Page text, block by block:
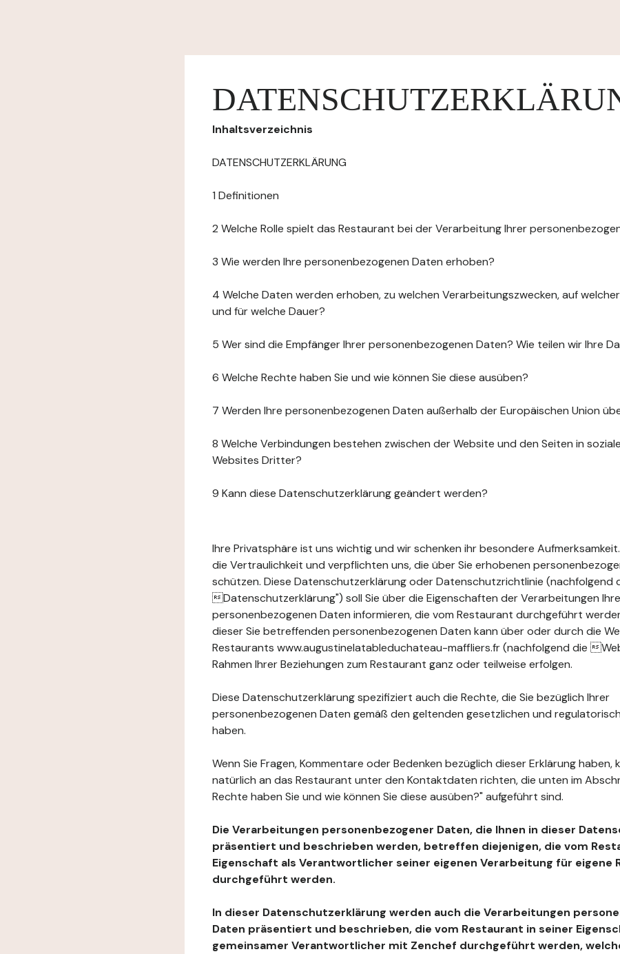
Inhaltsverzeichnis
DATENSCHUTZERKLÄRUNG
1 Definitionen
2 Welche Rolle spielt das Restaurant bei der Verarbeitung Ihrer
3 Wie werden Ihre personenbezogenen Daten erhoben?
4 Welche Daten werden erhoben, zu welchen Verarbeitungszwecken, auf
und für welche Dauer?
5 Wer sind die Empfänger Ihrer personenbezogenen Daten? Wie teilen wir Ihre
6 Welche Rechte haben Sie und wie können Sie diese ausüben?
7 Werden Ihre personenbezogenen Daten außerhalb der Europäischen Union
8 Welche Verbindungen bestehen zwischen der Website und den Seiten in
Websites Dritter?
9 Kann diese Datenschutzerklärung geändert werden?
Ihre Privatsphäre ist uns wichtig und wir schenken ihr besondere
die Vertraulichkeit und verpflichten uns, die über Sie erhobenen
schützen. Diese Datenschutzerklärung oder Datenschutzrichtlinie (nachfolgend
Datenschutzerklärung") soll Sie über die Eigenschaften der Verarbeitungen
personenbezogenen Daten informieren, die vom Restaurant durchgeführt
dieser Sie betreffenden personenbezogenen Daten kann über oder durch die
Restaurants www.augustinelatableduchateau-maffliers.fr (nachfolgend die
Rahmen Ihrer Beziehungen zum Restaurant ganz oder teilweise erfolgen.
Diese Datenschutzerklärung spezifiziert auch die Rechte, die Sie bezüglich Ihrer
personenbezogenen Daten gemäß den geltenden gesetzlichen und
haben.
Wenn Sie Fragen, Kommentare oder Bedenken bezüglich dieser Erklärung haben,
natürlich an das Restaurant unter den Kontaktdaten richten, die unten im
Rechte haben Sie und wie können Sie diese ausüben?" aufgeführt sind.
Die Verarbeitungen personenbezogener Daten, die Ihnen in dieser
präsentiert und beschrieben werden, betreffen diejenigen, die vom
Eigenschaft als Verantwortlicher seiner eigenen Verarbeitung für eigene
durchgeführt werden.
In dieser Datenschutzerklärung werden auch die Verarbeitungen
Daten präsentiert und beschrieben, die vom Restaurant in seiner
gemeinsamer Verantwortlicher mit Zenchef durchgeführt werden,